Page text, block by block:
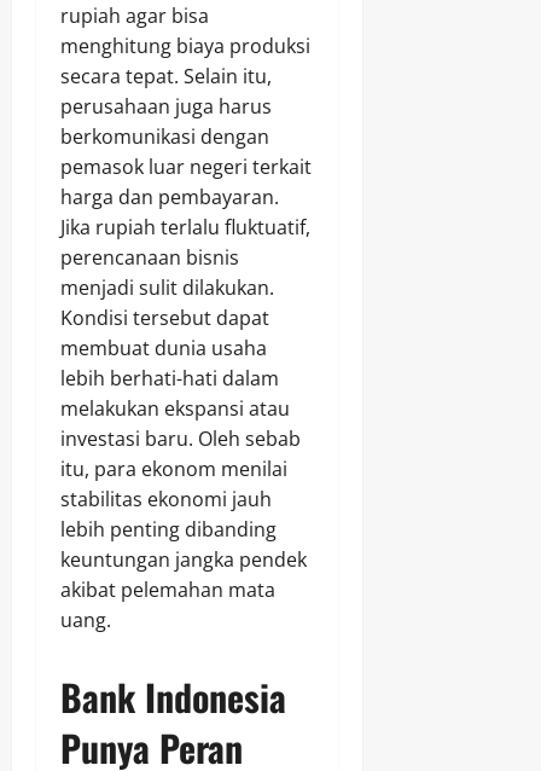
rupiah agar bisa
menghitung biaya produksi
secara tepat. Selain itu,
perusahaan juga harus
berkomunikasi dengan
pemasok luar negeri terkait
harga dan pembayaran.
Jika rupiah terlalu fluktuatif,
perencanaan bisnis
menjadi sulit dilakukan.
Kondisi tersebut dapat
membuat dunia usaha
lebih berhati-hati dalam
melakukan ekspansi atau
investasi baru. Oleh sebab
itu, para ekonom menilai
stabilitas ekonomi jauh
lebih penting dibanding
keuntungan jangka pendek
akibat pelemahan mata
uang.
Bank Indonesia
Punya Peran